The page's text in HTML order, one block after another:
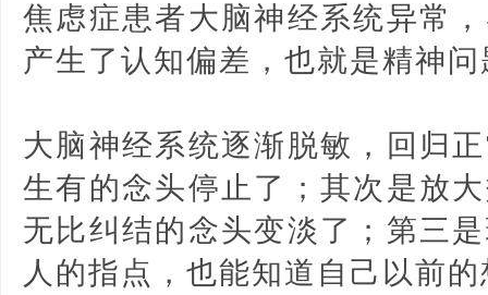
焦虑症患者大脑神经系统异常
产生了认知偏差，也就是精神问
大脑神经系统逐渐脱敏，回归
生有的念头停止了；其次是放
无比纠结的念头变淡了；第三
人的指点，也能知道自己以前